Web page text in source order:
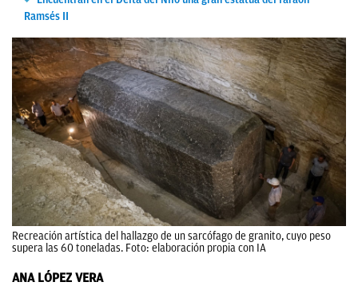
Ramsés II
Recreación artística del hallazgo de un sarcófago de granito, cuyo peso
supera las 60 toneladas. Foto: elaboración propia con IA
ANA LÓPEZ VERA